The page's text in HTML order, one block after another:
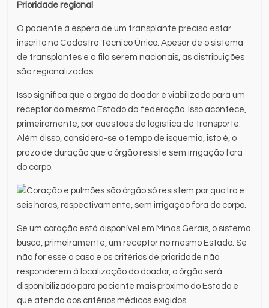
Prioridade regional
O paciente à espera de um transplante precisa estar
inscrito no Cadastro Técnico Único. Apesar de o sistema
de transplantes e a fila serem nacionais, as distribuições
são regionalizadas.
Isso significa que o órgão do doador é viabilizado para um
receptor do mesmo Estado da federação. Isso acontece,
primeiramente, por questões de logística de transporte.
Além disso, considera-se o tempo de isquemia, isto é, o
prazo de duração que o órgão resiste sem irrigação fora
do corpo.
Se um coração está disponível em Minas Gerais, o sistema
busca, primeiramente, um receptor no mesmo Estado. Se
não for esse o caso e os critérios de prioridade não
responderem à localização do doador, o órgão será
disponibilizado para paciente mais próximo do Estado e
que atenda aos critérios médicos exigidos.